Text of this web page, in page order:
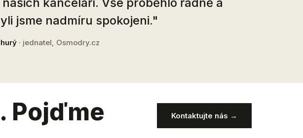
jsme nadmíru spokojeni."
· jednatel, Osmodry.cz
Pojďme
Kontaktujte nás →